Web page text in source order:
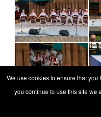
We use cookies to ensure that
you continue to use this site we